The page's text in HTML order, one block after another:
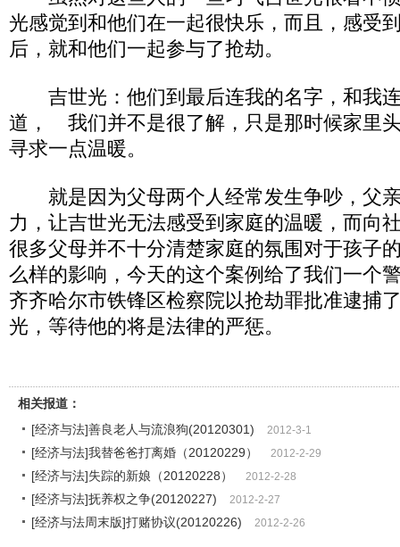
光感觉到和他们在一起很快乐，而且，感受
后，就和他们一起参与了抢劫。
吉世光：他们到最后连我的名字，和我
道， 我们并不是很了解，只是那时候家里
寻求一点温暖。
就是因为父母两个人经常发生争吵，父
力，让吉世光无法感受到家庭的温暖，而向
很多父母并不十分清楚家庭的氛围对于孩子
么样的影响，今天的这个案例给了我们一个
齐齐哈尔市铁锋区检察院以抢劫罪批准逮捕
光，等待他的将是法律的严惩。
相关报道：
[经济与法]善良老人与流浪狗(20120301)
2012-3-1
[经济与法]我替爸爸打离婚（20120229） 2012-2-29
[经济与法]失踪的新娘（20120228） 2012-2-28
[经济与法]抚养权之争(20120227) 2012-2-27
[经济与法周末版]打赌协议(20120226) 2012-2-26